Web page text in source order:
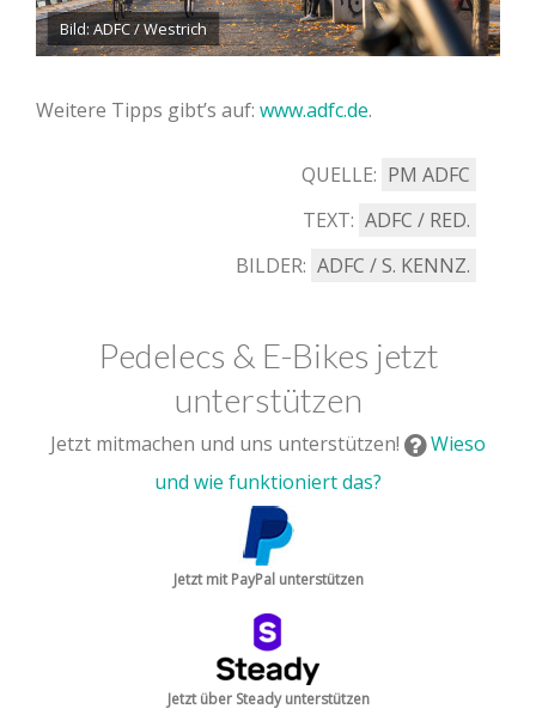
Bild: ADFC / Westrich
Weitere Tipps gibt’s auf: www.adfc.de.
QUELLE: PM ADFC
TEXT: ADFC / RED.
BILDER: ADFC / S. KENNZ.
Pedelecs & E-Bikes jetzt
unterstützen
Jetzt mitmachen und uns unterstützen!
Wieso
und wie funktioniert das?
Jetzt mit PayPal unterstützen
Jetzt über Steady unterstützen